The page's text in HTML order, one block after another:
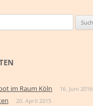
im Raum Köln 16. Juni 2016
20. April 2015